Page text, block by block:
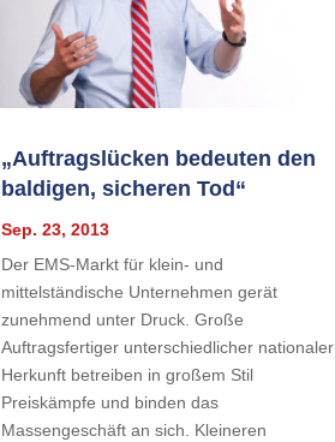
„Auftragslücken bedeuten den
baldigen, sicheren Tod“
Sep. 23, 2013
Der EMS-Markt für klein- und
mittelständische Unternehmen gerät
zunehmend unter Druck. Große
Auftragsfertiger unterschiedlicher nationaler
Herkunft betreiben in großem Stil
Preiskämpfe und binden das
Massengeschäft an sich. Kleineren